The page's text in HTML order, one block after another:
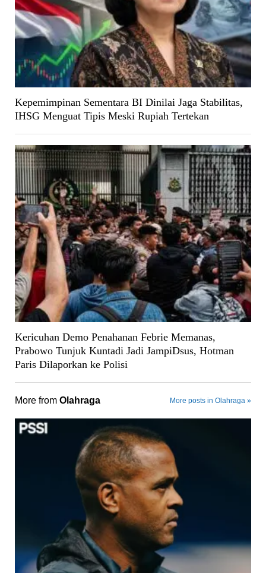
Kepemimpinan Sementara BI Dinilai Jaga Stabilitas,
IHSG Menguat Tipis Meski Rupiah Tertekan
Kericuhan Demo Penahanan Febrie Memanas,
Prabowo Tunjuk Kuntadi Jadi JampiDsus, Hotman
Paris Dilaporkan ke Polisi
More from Olahraga More posts in Olahraga »